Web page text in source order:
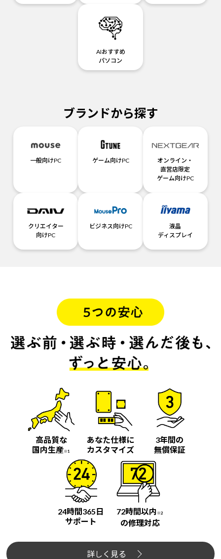
AIおすすめ
パソコン
ブランドから探す
一般向けPC ゲーム向けPC
オンライン・
直営店限定
ゲーム向けPC
クリエイター
向けPC
ビジネス向けPC
液晶
ディスプレイ
高品質な
国内生産※1
あなた仕様に
カスタマイズ
3年間の
無償保証
24時間365日
サポート
72時間以内 ※2
の修理対応
詳しく見る